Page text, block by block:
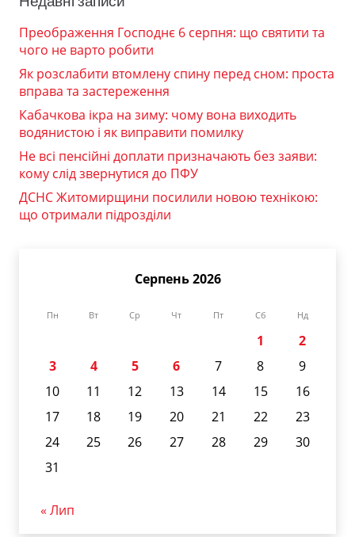
Преображення Господнє 6 серпня: що святити та
чого не варто робити
Як розслабити втомлену спину перед сном: проста
вправа та застереження
Кабачкова ікра на зиму: чому вона виходить
водянистою і як виправити помилку
Не всі пенсійні доплати призначають без заяви:
кому слід звернутися до ПФУ
ДСНС Житомирщини посилили новою технікою:
що отримали підрозділи
Серпень 2026
Пн Вт Ср Чт Пт Сб Нд
1
2
3
4 5 6 7 8
9
10
11 12 13 14 15
16
17
18 19 20 21 22
23
24
25 26 27 28 29
30
31
« Лип